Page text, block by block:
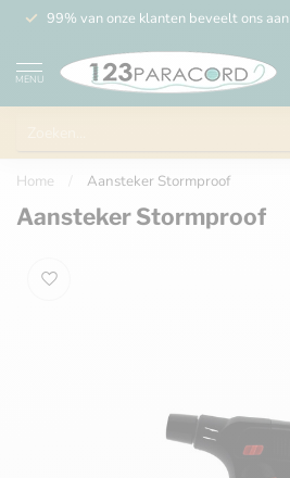
99% van onze klanten beveelt ons aan
MENU
Home Aansteker Stormproof
Aansteker Stormproof